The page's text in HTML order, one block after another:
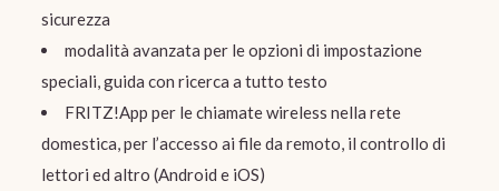
sicurezza
modalità avanzata per le opzioni di impostazione
speciali, guida con ricerca a tutto testo
FRITZ!App per le chiamate wireless nella rete
domestica, per l’accesso ai file da remoto, il controllo di
lettori ed altro (Android e iOS)